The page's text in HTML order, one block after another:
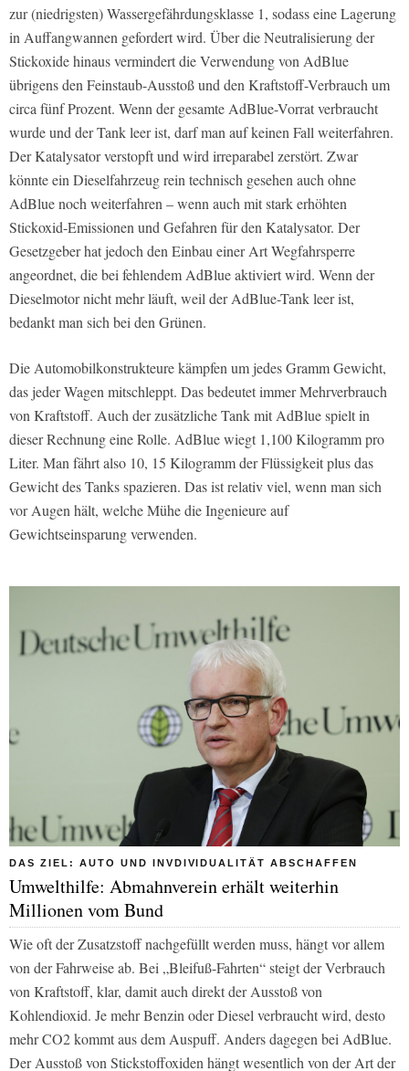
zur (niedrigsten) Wassergefährdungsklasse 1, sodass eine Lagerung
in Auffangwannen gefordert wird. Über die Neutralisierung der
Stickoxide hinaus vermindert die Verwendung von AdBlue
übrigens den Feinstaub-Ausstoß und den Kraftstoff-Verbrauch um
circa fünf Prozent. Wenn der gesamte AdBlue-Vorrat verbraucht
wurde und der Tank leer ist, darf man auf keinen Fall weiterfahren.
Der Katalysator verstopft und wird irreparabel zerstört. Zwar
könnte ein Dieselfahrzeug rein technisch gesehen auch ohne
AdBlue noch weiterfahren – wenn auch mit stark erhöhten
Stickoxid-Emissionen und Gefahren für den Katalysator. Der
Gesetzgeber hat jedoch den Einbau einer Art Wegfahrsperre
angeordnet, die bei fehlendem AdBlue aktiviert wird. Wenn der
Dieselmotor nicht mehr läuft, weil der AdBlue-Tank leer ist,
bedankt man sich bei den Grünen.
Die Automobilkonstrukteure kämpfen um jedes Gramm Gewicht,
das jeder Wagen mitschleppt. Das bedeutet immer Mehrverbrauch
von Kraftstoff. Auch der zusätzliche Tank mit AdBlue spielt in
dieser Rechnung eine Rolle. AdBlue wiegt 1,100 Kilogramm pro
Liter. Man fährt also 10, 15 Kilogramm der Flüssigkeit plus das
Gewicht des Tanks spazieren. Das ist relativ viel, wenn man sich
vor Augen hält, welche Mühe die Ingenieure auf
Gewichtseinsparung verwenden.
DAS ZIEL: AUTO UND INVDIVIDUALITÄT ABSCHAFFEN
Umwelthilfe: Abmahnverein erhält weiterhin
Millionen vom Bund
Wie oft der Zusatzstoff nachgefüllt werden muss, hängt vor allem
von der Fahrweise ab. Bei „Bleifuß-Fahrten“ steigt der Verbrauch
von Kraftstoff, klar, damit auch direkt der Ausstoß von
Kohlendioxid. Je mehr Benzin oder Diesel verbraucht wird, desto
mehr CO2 kommt aus dem Auspuff. Anders dagegen bei AdBlue.
Der Ausstoß von Stickstoffoxiden hängt wesentlich von der Art der